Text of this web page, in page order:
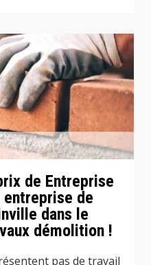
de Entreprise
entreprise de
dans le
démolition !
pas de travail